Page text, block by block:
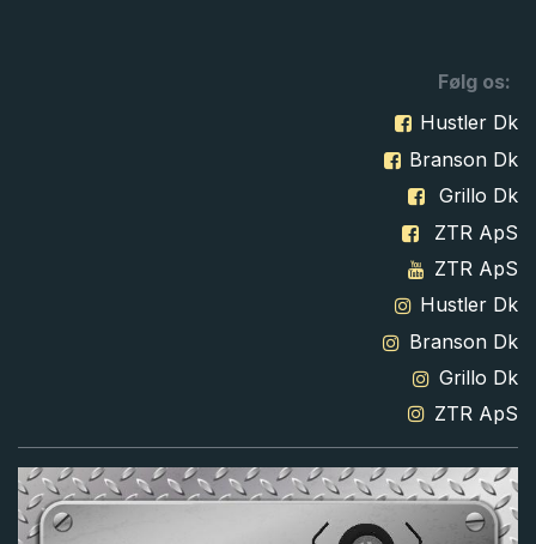
Følg os:
Hustler Dk
Branson Dk
Grillo Dk
ZTR ApS
ZTR ApS
Hustler Dk
Branson Dk
Grillo Dk
ZTR ApS